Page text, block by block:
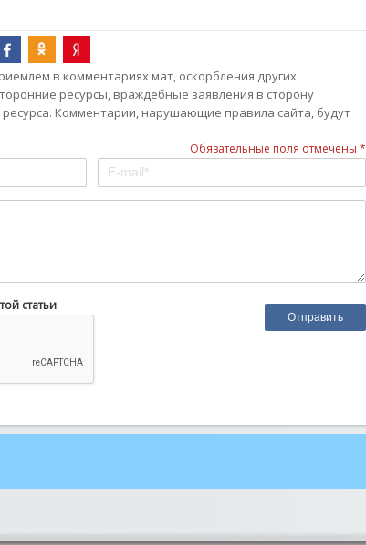
в комментариях мат, оскорбления других
ресурсы, враждебные заявления в сторону
Комментарии, нарушающие правила сайта, будут
Обязательные поля отмечены *
статьи